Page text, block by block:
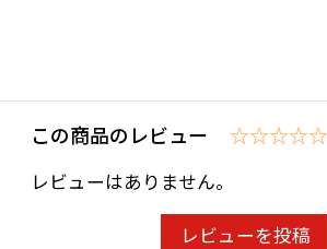
この商品のレビュー ☆☆☆☆☆
レビューはありません。
レビューを投稿